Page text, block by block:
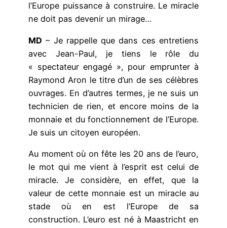
l’Europe puissance à construire. Le miracle
ne doit pas devenir un mirage…
MD – Je rappelle que dans ces entretiens
avec Jean-Paul, je tiens le rôle du
« spectateur engagé », pour emprunter à
Raymond Aron le titre d’un de ses célèbres
ouvrages. En d’autres termes, je ne suis un
technicien de rien, et encore moins de la
monnaie et du fonctionnement de l’Europe.
Je suis un citoyen européen.
Au moment où on fête les 20 ans de l’euro,
le mot qui me vient à l’esprit est celui de
miracle. Je considère, en effet, que la
valeur de cette monnaie est un miracle au
stade où en est l’Europe de sa
construction. L’euro est né à Maastricht en